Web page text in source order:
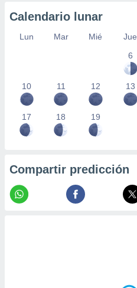
Calendario lunar
Lun Mar Mié Jue
6
10 11 12 13
17 18 19
Compartir predicción